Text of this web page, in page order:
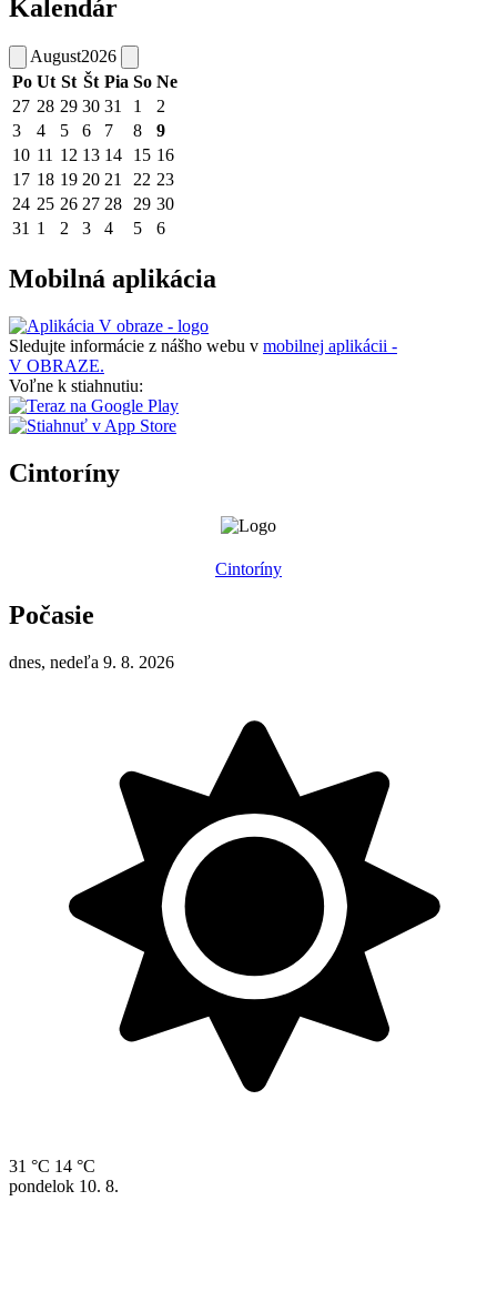
Kalendár
August2026
Po Ut St Št Pia So Ne
27 28 29 30 31 1
2
3
4 5 6 7 8
9
10 11 12 13 14 15 16
17 18 19 20 21 22 23
24 25 26 27 28 29 30
31 1 2 3 4 5 6
Mobilná aplikácia
Sledujte informácie z nášho webu v mobilnej aplikácii -
V OBRAZE.
Voľne k stiahnutiu:
Cintoríny
Cintoríny
Počasie
dnes, nedeľa 9. 8. 2026
31 °C 14 °C
pondelok 10. 8.